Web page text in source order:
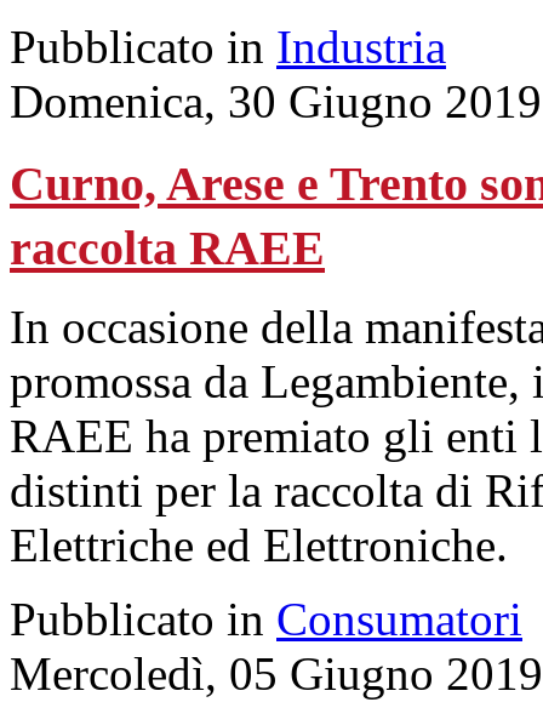
Pubblicato in Industria
Domenica, 30 Giugno
Curno, Arese e Trento
raccolta RAEE
In occasione della
promossa da
RAEE ha premiato gli enti
distinti per la raccolta di
Elettriche ed Elettroniche.
Pubblicato in Consumatori
Mercoledì, 05 Giugno